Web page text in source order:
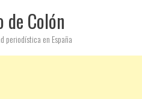
de Colón
periodística en España